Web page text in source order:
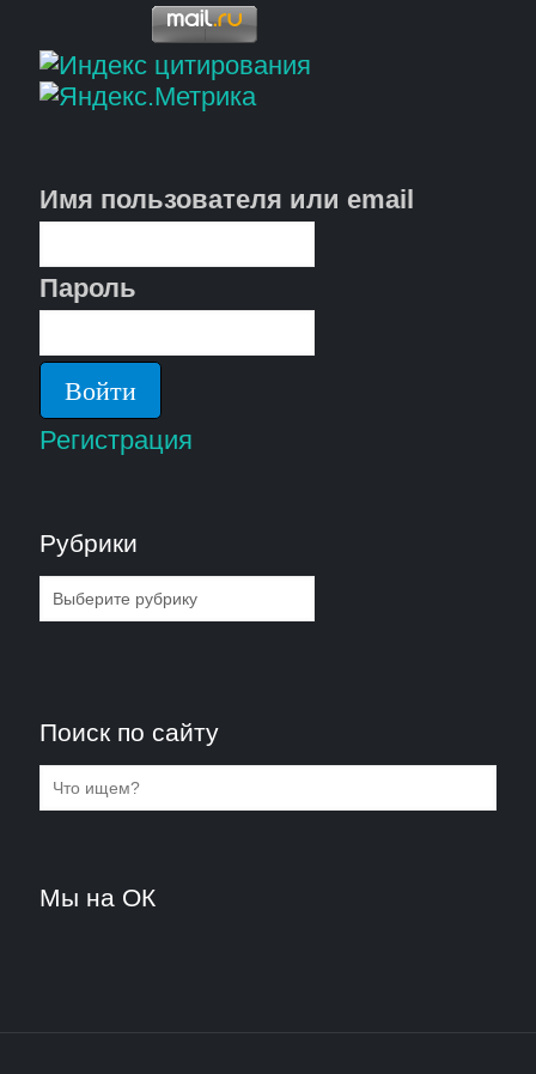
Имя пользователя или email
Пароль
Регистрация
Рубрики
Рубрики
Поиск по сайту
Мы на ОК